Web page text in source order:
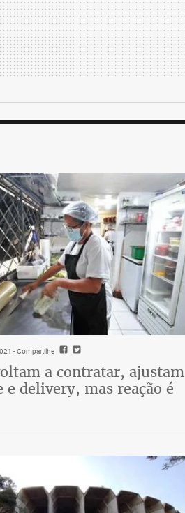
- Compartilhe
a contratar, ajustam
e delivery, mas reação é